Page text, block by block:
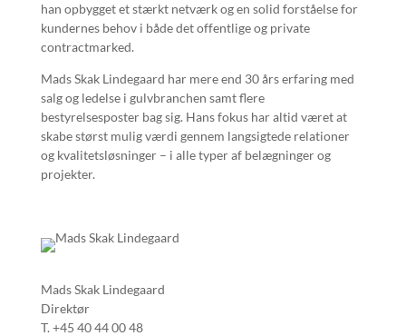
han opbygget et stærkt netværk og en solid forståelse for
kundernes behov i både det offentlige og private
contractmarked.
Mads Skak Lindegaard har mere end 30 års erfaring med
salg og ledelse i gulvbranchen samt flere
bestyrelsesposter bag sig. Hans fokus har altid været at
skabe størst mulig værdi gennem langsigtede relationer
og kvalitetsløsninger – i alle typer af belægninger og
projekter.
Mads Skak Lindegaard
Direktør
T. +45 40 44 00 48